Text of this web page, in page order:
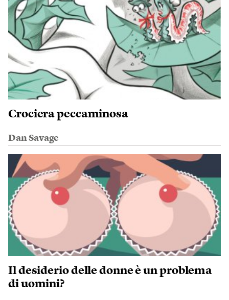
Crociera peccaminosa
Dan Savage
Il desiderio delle donne è un problema
di uomini?